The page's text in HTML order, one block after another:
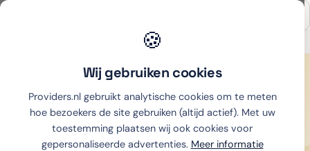
🍪
Wij gebruiken cookies
Providers.nl gebruikt analytische cookies om te meten
hoe bezoekers de site gebruiken (altijd actief). Met uw
toestemming plaatsen wij ook cookies voor
gepersonaliseerde advertenties. Meer informatie
Thuiswinkel partner
REDACTIE SINDS 2007 481 artikelen
Nieuws